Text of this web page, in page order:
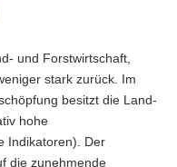
und Forstwirtschaft,
stark zurück. Im
besitzt die Land-
hohe
Indikatoren). Der
die zunehmende